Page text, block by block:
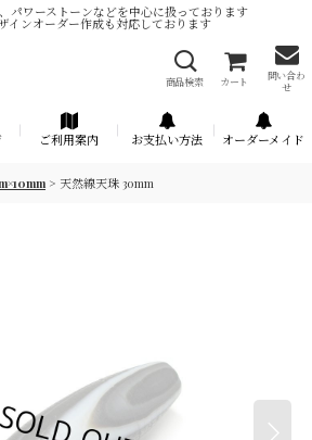
パワーストーンなどを中心に扱っております
インオーダー作成も対応しております
商品検索 カート
問い合わ
せ
ご利用案内 お支払い方法 オーダーメイド
> 天然線天珠 30mm